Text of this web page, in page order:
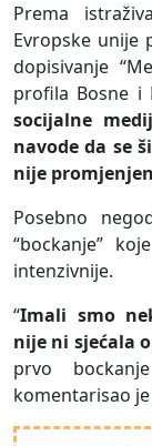
Prema
Evropske unije
dopisivanje
profila Bosne i
socijalne
navode da se
nije
Posebno
“bockanje”
intenzivnije.
“Imali smo
nije ni sjećala
prvo
komentarisao je